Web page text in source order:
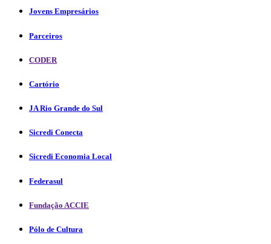
Jovens Empresários
Parceiros
CODER
Cartório
JA Rio Grande do Sul
Sicredi Conecta
Sicredi Economia Local
Federasul
Fundação ACCIE
Pólo de Cultura